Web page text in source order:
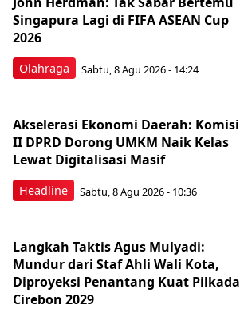
Olahraga
Singapura Lagi di FIFA ASEAN Cup
2026
Sabtu, 8 Agu 2026 - 14:24
Headline
Akselerasi Ekonomi Daerah: Komisi
II DPRD Dorong UMKM Naik Kelas
Lewat Digitalisasi Masif
Sabtu, 8 Agu 2026 - 10:36
Langkah Taktis Agus Mulyadi:
Mundur dari Staf Ahli Wali Kota,
Diproyeksi Penantang Kuat Pilkada
Cirebon 2029